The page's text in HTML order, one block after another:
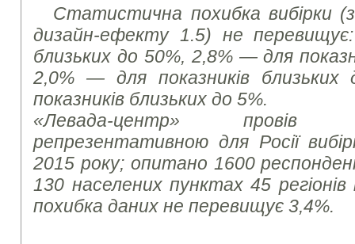
Статистична похибка вибірки (з
дизайн-ефекту 1.5) не перевищує:
близьких до 50%, 2,8% — для
2,0% — для показників
показників близьких до 5%.
«Левада-центр» провів
репрезентативною для Росії
2015 року; опитано 1600
130 населених пунктах 45
похибка даних не перевищує 3,4%.